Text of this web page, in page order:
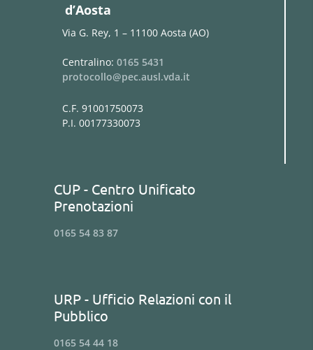
d’Aosta
Via G. Rey, 1 – 11100 Aosta (AO)
Centralino: 0165 5431
protocollo@pec.ausl.vda.it
C.F. 91001750073
P.I. 00177330073
CUP - Centro Unificato
Prenotazioni
0165 54 83 87
URP - Ufficio Relazioni con il
Pubblico
0165 54 44 18